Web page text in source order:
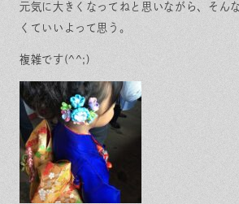
元気に大きくなってねと思いながら、そん
くていいよって思う。
複雑です(^^;)
In
st
ra
m
Fa
ce
ok
LI
N